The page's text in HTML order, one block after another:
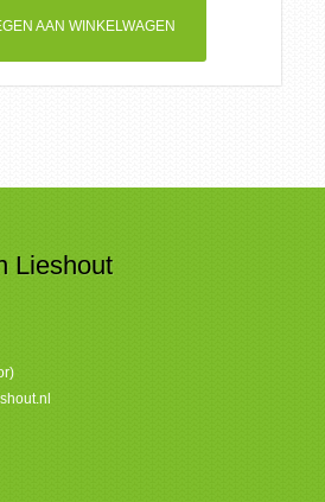
AAN WINKELWAGEN
Lieshout